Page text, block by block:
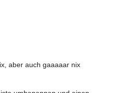
aber auch gaaaaar nix